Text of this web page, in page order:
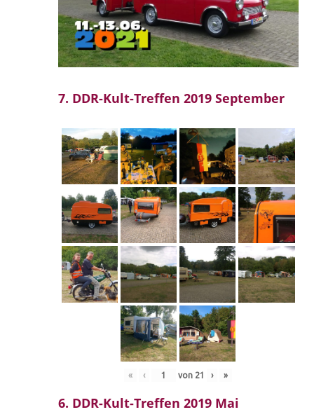
7. DDR-Kult-Treffen 2019 September
« ‹ von 21 › »
6. DDR-Kult-Treffen 2019 Mai